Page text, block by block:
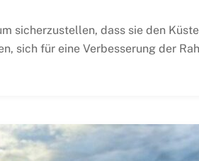
sicherzustellen, dass sie den
sich für eine Verbesserung der